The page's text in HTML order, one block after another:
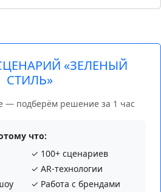
«ЗЕЛЕНЫЙ
СТИЛЬ»
— подберём решение за 1 час
что:
✓ 100+ сценариев
✓ AR‑технологии
✓ Работа с брендами